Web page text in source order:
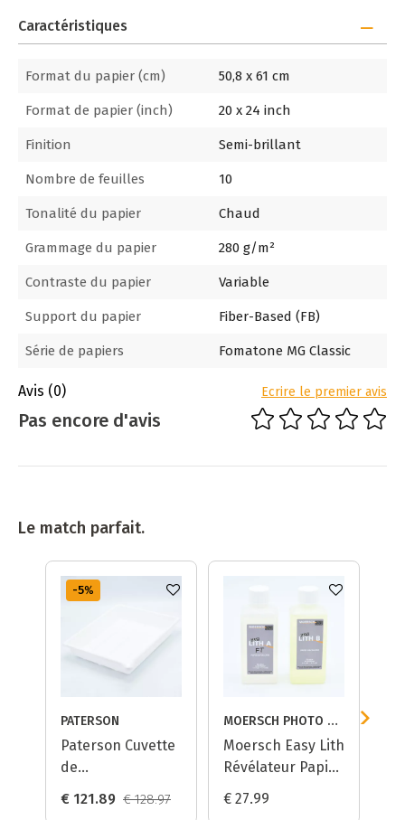
Caractéristiques
Format du papier (cm) 50,8 x 61 cm
Format de papier (inch) 20 x 24 inch
Finition Semi-brillant
Nombre de feuilles 10
Tonalité du papier Chaud
Grammage du papier 280 g/m²
Contraste du papier Variable
Support du papier Fiber-Based (FB)
Série de papiers Fomatone MG Classic
Avis (0) Ecrire le premier avis
Pas encore d'avis
Le match parfait.
-5%
PATERSON
Paterson Cuvette
de
50,8x60 cm (20x24
€ 121.89 € 128.97
MOERSCH PHOTO CHEMIE
Moersch Easy Lith
Révélateur Papier
Édition Fomatone
€ 27.99